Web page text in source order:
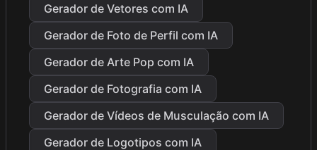
Gerador de Vetores com IA
Gerador de Foto de Perfil com IA
Gerador de Arte Pop com IA
Gerador de Fotografia com IA
Gerador de Vídeos de Musculação com IA
Gerador de Logotipos com IA